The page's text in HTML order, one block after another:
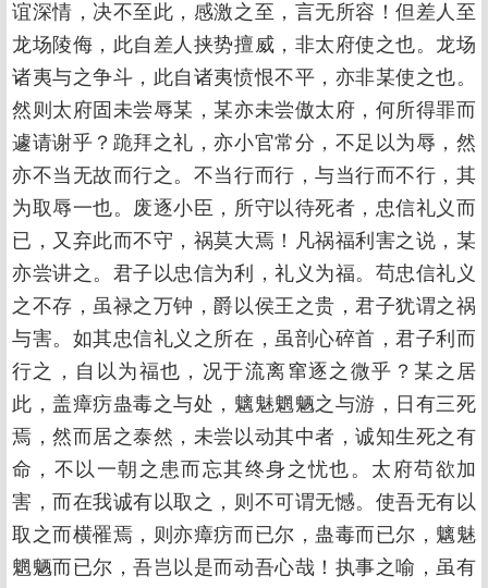
谊深情，决不至此，感激之至，言无所容！但差人至
龙场陵侮，此自差人挟势擅威，非太府使之也。龙场
诸夷与之争斗，此自诸夷愤恨不平，亦非某使之也。
然则太府固未尝辱某，某亦未尝傲太府，何所得罪而
遽请谢乎？跪拜之礼，亦小官常分，不足以为辱，然
亦不当无故而行之。不当行而行，与当行而不行，其
为取辱一也。废逐小臣，所守以待死者，忠信礼义而
已，又弃此而不守，祸莫大焉！凡祸福利害之说，某
亦尝讲之。君子以忠信为利，礼义为福。苟忠信礼义
之不存，虽禄之万钟，爵以侯王之贵，君子犹谓之祸
与害。如其忠信礼义之所在，虽剖心碎首，君子利而
行之，自以为福也，况于流离窜逐之微乎？某之居
此，盖瘴疠蛊毒之与处，魑魅魍魉之与游，日有三死
焉，然而居之泰然，未尝以动其中者，诚知生死之有
命，不以一朝之患而忘其终身之忧也。太府苟欲加
害，而在我诚有以取之，则不可谓无憾。使吾无有以
取之而横罹焉，则亦瘴疠而已尔，蛊毒而已尔，魑魅
魍魉而已尔，吾岂以是而动吾心哉！执事之喻，虽有